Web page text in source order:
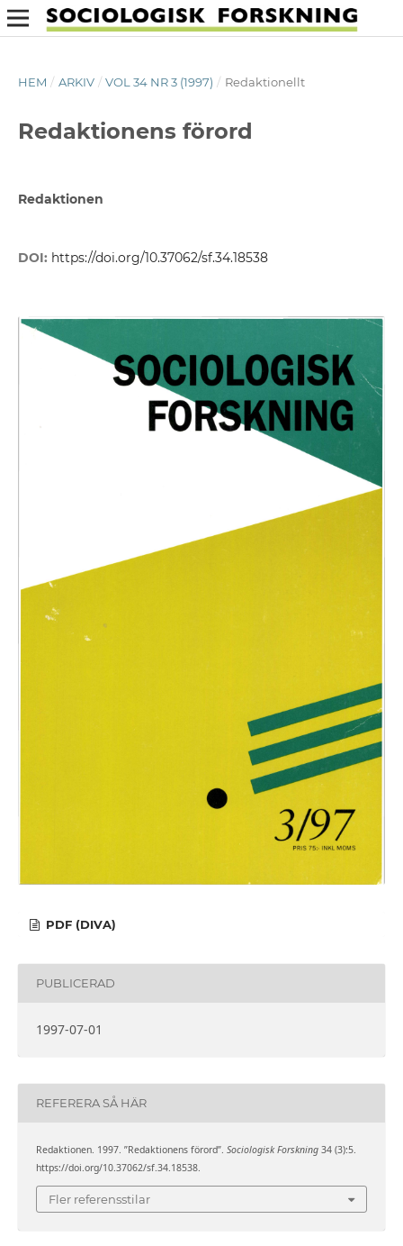
HEM / ARKIV / VOL 34 NR 3 (1997) / Redaktionellt
Redaktionens förord
Redaktionen
DOI: https://doi.org/10.37062/sf.34.18538
PDF (DIVA)
PUBLICERAD
1997-07-01
REFERERA SÅ HÄR
Redaktionen. 1997. ”Redaktionens förord”. Sociologisk Forskning34 (3):5.
https://doi.org/10.37062/sf.34.18538.
Fler referensstilar